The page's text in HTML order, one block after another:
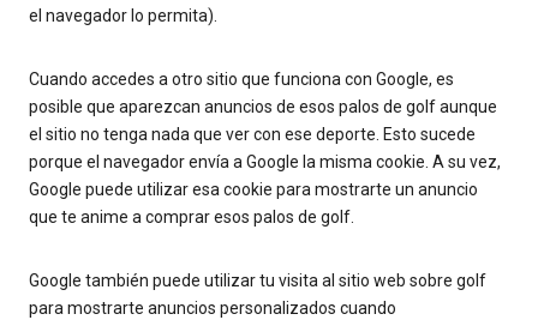
el navegador lo permita).
Cuando accedes a otro sitio que funciona con Google, es
posible que aparezcan anuncios de esos palos de golf aunque
el sitio no tenga nada que ver con ese deporte. Esto sucede
porque el navegador envía a Google la misma cookie. A su vez,
Google puede utilizar esa cookie para mostrarte un anuncio
que te anime a comprar esos palos de golf.
Google también puede utilizar tu visita al sitio web sobre golf
para mostrarte anuncios personalizados cuando